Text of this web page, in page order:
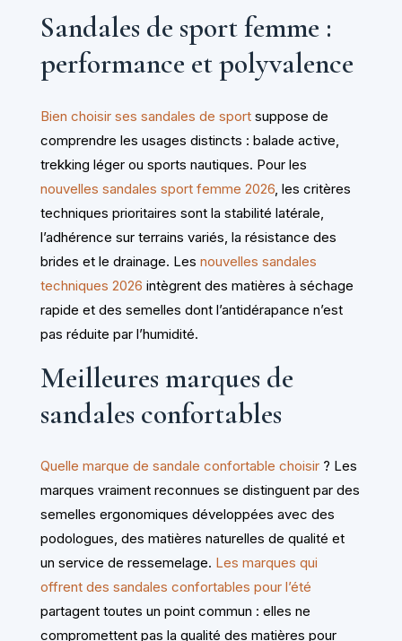
Sandales de sport femme :
performance et polyvalence
Bien choisir ses sandales de sportsuppose de
comprendre les usages distincts : balade active,
trekking léger ou sports nautiques. Pour les
nouvelles sandales sport femme 2026, les critères
techniques prioritaires sont la stabilité latérale,
l’adhérence sur terrains variés, la résistance des
brides et le drainage. Les nouvelles sandales
techniques 2026 intègrent des matières à séchage
rapide et des semelles dont l’antidérapance n’est
pas réduite par l’humidité.
Meilleures marques de
sandales confortables
Quelle marque de sandale confortable choisir? Les
marques vraiment reconnues se distinguent par des
semelles ergonomiques développées avec des
podologues, des matières naturelles de qualité et
un service de ressemelage. Les marques qui
offrent des sandales confortables pour l’été
partagent toutes un point commun : elles ne
compromettent pas la qualité des matières pour